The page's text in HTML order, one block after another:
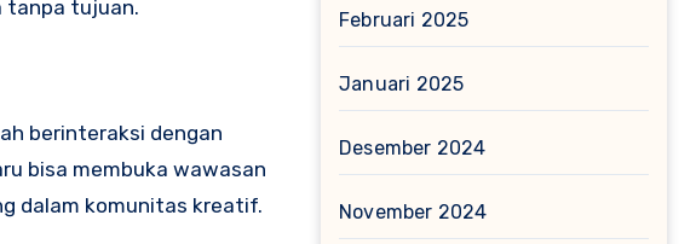
tanpa tujuan.
berinteraksi dengan
bisa membuka wawasan
dalam komunitas kreatif.
Februari 2025
Januari 2025
Desember 2024
November 2024